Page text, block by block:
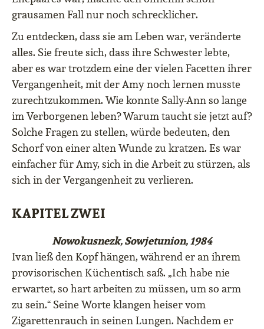
grausamen Fall nur noch schrecklicher.
Zu entdecken, dass sie am Leben war, veränderte
alles. Sie freute sich, dass ihre Schwester lebte,
aber es war trotzdem eine der vielen Facetten ihrer
Vergangenheit, mit der Amy noch lernen musste
zurechtzukommen. Wie konnte Sally-Ann so lange
im Verborgenen leben? Warum taucht sie jetzt auf?
Solche Fragen zu stellen, würde bedeuten, den
Schorf von einer alten Wunde zu kratzen. Es war
einfacher für Amy, sich in die Arbeit zu stürzen, als
sich in der Vergangenheit zu verlieren.
KAPITEL ZWEI
Nowokusnezk, Sowjetunion, 1984
Ivan ließ den Kopf hängen, während er an ihrem
provisorischen Küchentisch saß. „Ich habe nie
erwartet, so hart arbeiten zu müssen, um so arm
zu sein.“ Seine Worte klangen heiser vom
Zigarettenrauch in seinen Lungen. Nachdem er